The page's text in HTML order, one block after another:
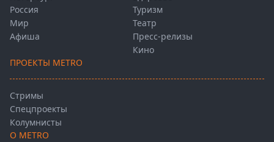
Россия
Мир
Афиша
Туризм
Театр
Пресс-релизы
Кино
ПРОЕКТЫ METRO
Стримы
Спецпроекты
Колумнисты
О METRO